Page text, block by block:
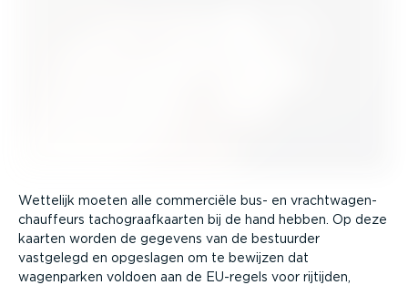
Wettelijk moeten alle commerciële bus- en vracht­wa­gen­
chauf­feurs tacho­graaf­kaarten bij de hand hebben. Op deze
kaarten worden de gegevens van de bestuurder
vastgelegd en opgeslagen om te bewijzen dat
wagenparken voldoen aan de EU-regels voor rijtijden,